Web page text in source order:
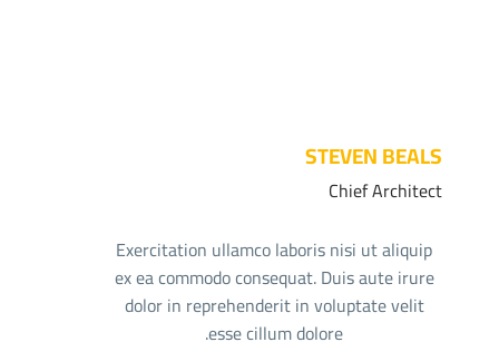
STEVEN BEALS
Chief Architect
Exercitation ullamco laboris nisi ut aliquip
ex ea commodo consequat. Duis aute irure
dolor in reprehenderit in voluptate velit
esse cillum dolore.